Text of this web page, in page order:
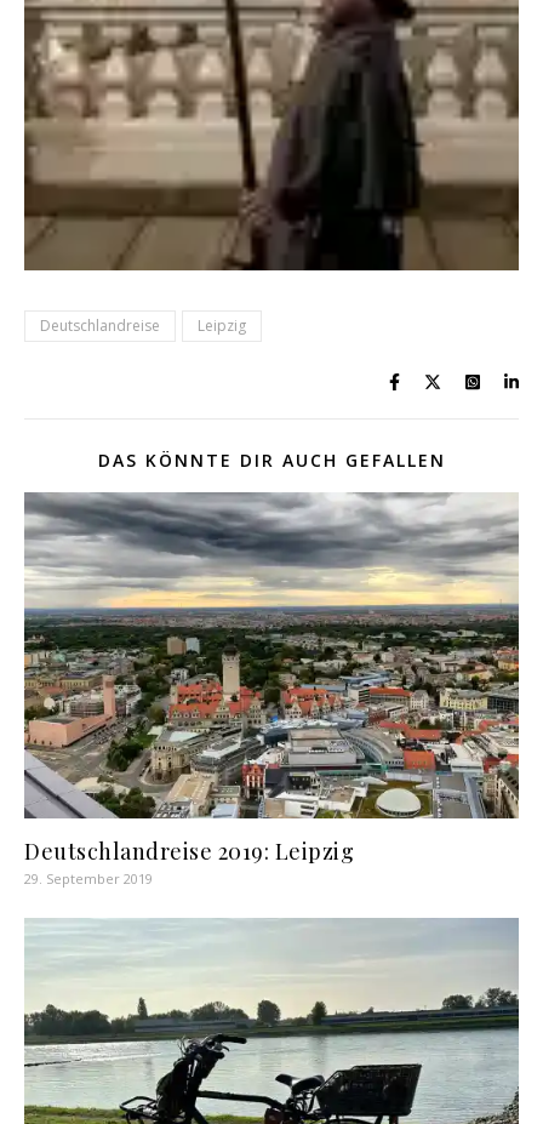
Deutschlandreise Leipzig
DAS KÖNNTE DIR AUCH GEFALLEN
Deutschlandreise 2019: Leipzig
29. September 2019